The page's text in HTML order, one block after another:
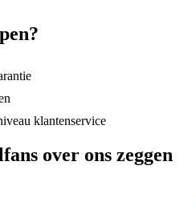
klantenservice
over ons zeggen